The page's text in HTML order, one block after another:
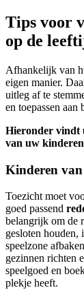
Tips voor
op de
Afhankelijk van
eigen manier.
uitleg af te
en toepassen aan
Hieronder vindt
van uw
Kinderen
Toezicht moet
goed passend
belangrijk om de
gesloten houden,
speelzone
gezinnen richten
speelgoed en
plekje heeft.